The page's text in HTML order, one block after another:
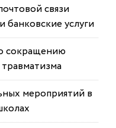
связи
услуги
сокращению
мероприятий в